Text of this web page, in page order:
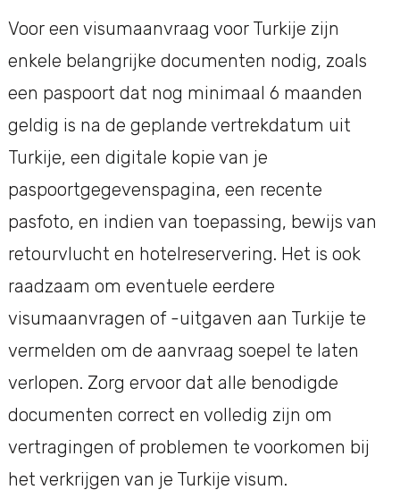
Voor een visumaanvraag voor Turkije zijn
enkele belangrijke documenten nodig, zoals
een paspoort dat nog minimaal 6 maanden
geldig is na de geplande vertrekdatum uit
Turkije, een digitale kopie van je
paspoortgegevenspagina, een recente
pasfoto, en indien van toepassing, bewijs van
retourvlucht en hotelreservering. Het is ook
raadzaam om eventuele eerdere
visumaanvragen of -uitgaven aan Turkije te
vermelden om de aanvraag soepel te laten
verlopen. Zorg ervoor dat alle benodigde
documenten correct en volledig zijn om
vertragingen of problemen te voorkomen bij
het verkrijgen van je Turkije visum.